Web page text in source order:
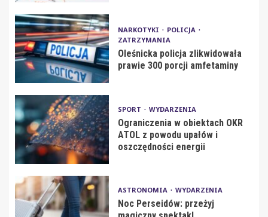
NARKOTYKI
POLICJA
ZATRZYMANIA
Oleśnicka policja zlikwidowała
prawie 300 porcji amfetaminy
SPORT WYDARZENIA
Ograniczenia w obiektach OKR
ATOL z powodu upałów i
oszczędności energii
ASTRONOMIA WYDARZENIA
Noc Perseidów: przeżyj